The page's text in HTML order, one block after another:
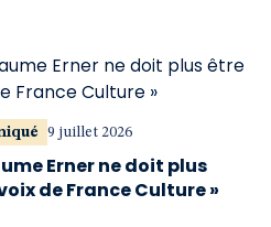
9 juillet 2026
Erner ne doit plus
de France Culture »